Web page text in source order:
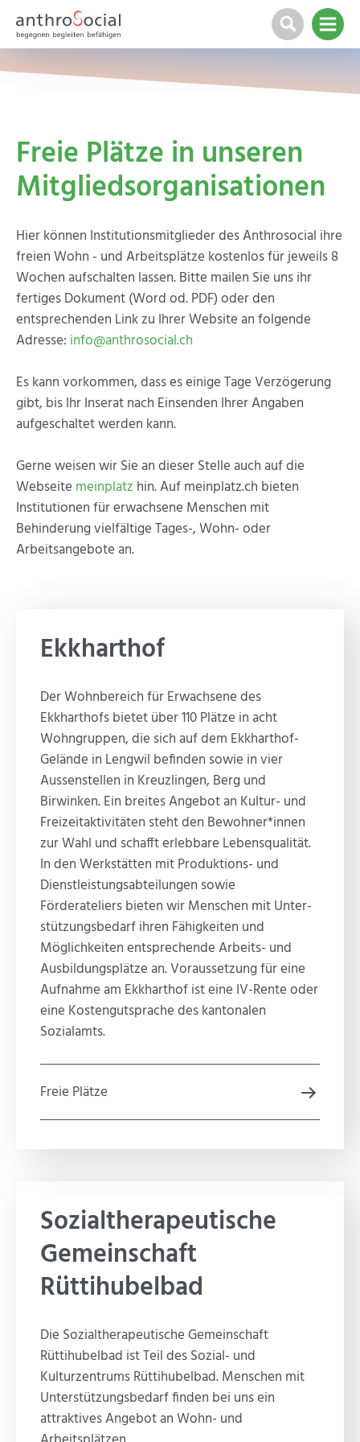
Freie Plätze in unseren
Mitgliedsorganisationen
Hier können Institutionsmitglieder des Anthrosocial ihre
freien Wohn - und Arbeitsplätze kostenlos für jeweils 8
Wochen aufschalten lassen. Bitte mailen Sie uns ihr
fertiges Dokument (Word od. PDF) oder den
entsprechenden Link zu Ihrer Website an folgende
Adresse: info@anthrosocial.ch
Es kann vorkommen, dass es einige Tage Verzögerung
gibt, bis Ihr Inserat nach Einsenden Ihrer Angaben
aufgeschaltet werden kann.
Gerne weisen wir Sie an dieser Stelle auch auf die
Webseite meinplatz hin. Auf meinplatz.ch bieten
Institutionen für erwachsene Menschen mit
Behinderung vielfältige Tages-, Wohn- oder
Arbeitsangebote an.
Ekkharthof
Der Wohnbereich für Erwachsene des
Ekkharthofs bietet über 110 Plätze in acht
Wohn­gruppen, die sich auf dem Ekkharthof-
Gelände in Lengwil befinden sowie in vier
Aussen­stellen in Kreuzlingen, Berg und
Birwinken. Ein breites Angebot an Kultur- und
Freizeit­aktivitäten steht den Bewohner*­innen
zur Wahl und schafft erlebbare Lebensqualität.
In den Werkstätten mit Produktions- und
Dienst­leistungs­abteilungen sowie
Förderateliers bieten wir Menschen mit Unter­
stützungs­bedarf ihren Fähigkeiten und
Möglichkeiten entsprechende Arbeits- und
Ausbildungs­plätze an. Voraussetzung für eine
Aufnahme am Ekkharthof ist eine IV-Rente oder
eine Kostengutsprache des kantonalen
Sozialamts.
Freie Plätze
Sozialtherapeutische
Gemeinschaft
Rüttihubelbad
Die Sozialtherapeutische Gemeinschaft
Rüttihubelbad ist Teil des Sozial- und
Kulturzentrums Rüttihubelbad. Menschen mit
Unterstützungsbedarf finden bei uns ein
attraktives Angebot an Wohn- und